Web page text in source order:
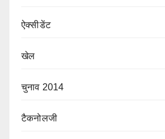
ऐक्सीडेंट
खेल
चुनाव 2014
टैकनोलजी